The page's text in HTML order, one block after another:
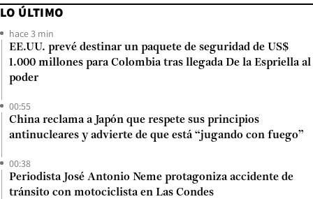
LO ÚLTIMO
hace 3 min
EE.UU. prevé destinar un paquete de seguridad de US$
1.000 millones para Colombia tras llegada De la Espriella al
poder
00:55
China reclama a Japón que respete sus principios
antinucleares y advierte de que está “jugando con fuego”
00:38
Periodista José Antonio Neme protagoniza accidente de
tránsito con motociclista en Las Condes